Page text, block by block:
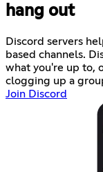
hang out
Discord servers
based channels.
what you're up to,
clogging up a
Join Discord